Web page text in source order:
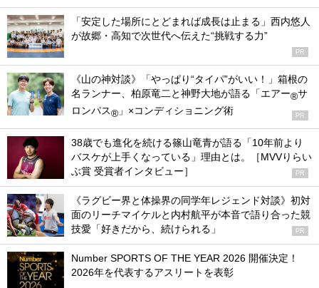
「安定した場所にとどまれば成長は止まる」西内悠人
が故郷・高知で次世代へ伝えた“挑戦する力”
PR
《山の神対談》「やっぱり“タイパ”がいい！」箱根の
名ランナー、柏原竜二と神野大地が語る「エアー®サ
ロンパス® 」×コンディショニング術 PR
38歳でも進化を続ける篠山竜青が語る「10年前より
バスケが上手くなっている」理由とは。［MVVりらい
ぶ賞 受賞者インタビュー］
PR
《ラグビー界と体操界の同学年レジェンド対談》初対
面のリーチマイケルと内村航平が本音で語り合った競
技愛「好きだから、続けられる」
PR
Number SPORTS OF THE YEAR 2026 開催決定！
2026年を代表するアスリートを表彰